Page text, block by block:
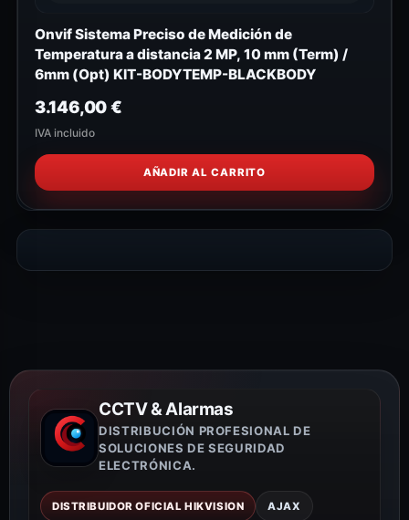
Onvif Sistema Preciso de Medición de
Temperatura a distancia 2 MP, 10 mm (Term) /
6mm (Opt) KIT-BODYTEMP-BLACKBODY
3.146,00€
IVA incluido
AÑADIR AL CARRITO
CCTV & Alarmas
DISTRIBUCIÓN PROFESIONAL DE
SOLUCIONES DE SEGURIDAD
ELECTRÓNICA.
DISTRIBUIDOR OFICIAL HIKVISION AJAX